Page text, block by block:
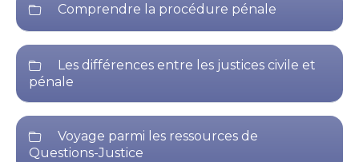
Comprendre la procédure pénale
Les différences entre les justices civile et
pénale
Voyage parmi les ressources de
Questions-Justice